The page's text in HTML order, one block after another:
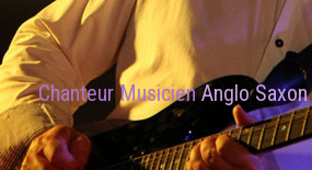
Chanteur MusicienAnglo Saxon